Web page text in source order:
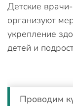
Детские
организуют
укрепление
детей и
Проводим